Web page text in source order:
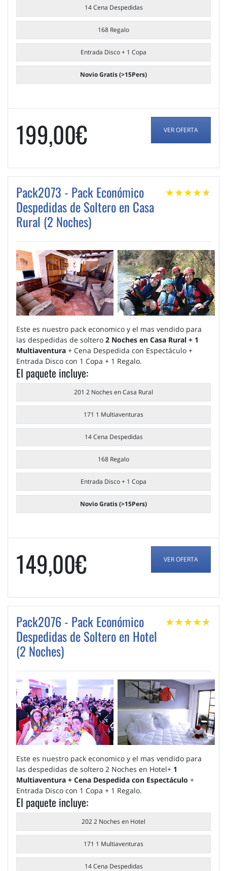
14 Cena Despedidas
168 Regalo
Entrada Disco + 1 Copa
Novio Gratis (>15Pers)
199,00€ VER OFERTA
Pack2073 - Pack Económico
Despedidas de Soltero en Casa
Rural (2 Noches)
★★★★★
★
Este es nuestro pack economico y el mas vendido para
las despedidas de soltero 2 Noches en Casa Rural + 1
Multiaventura + Cena Despedida con Espectáculo +
Entrada Disco con 1 Copa + 1 Regalo.
El paquete incluye:
201 2 Noches en Casa Rural
171 1 Multiaventuras
14 Cena Despedidas
168 Regalo
Entrada Disco + 1 Copa
Novio Gratis (>15Pers)
149,00€ VER OFERTA
Pack2076 - Pack Económico
Despedidas de Soltero en Hotel
(2 Noches)
★★★★★
★
Este es nuestro pack economico y el mas vendido para
las despedidas de soltero 2 Noches en Hotel+ 1
Multiaventura + Cena Despedida con Espectáculo +
Entrada Disco con 1 Copa + 1 Regalo.
El paquete incluye:
202 2 Noches en Hotel
171 1 Multiaventuras
14 Cena Despedidas